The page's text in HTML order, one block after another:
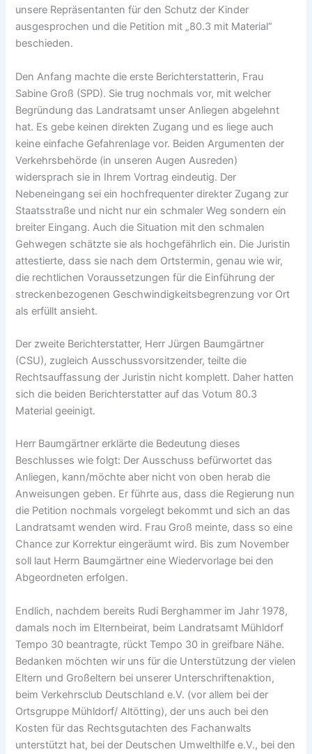
unsere Repräsentanten für den Schutz der Kinder
ausgesprochen und die Petition mit „80.3 mit Material“
beschieden.
Den Anfang machte die erste Berichterstatterin, Frau
Sabine Groß (SPD). Sie trug nochmals vor, mit welcher
Begründung das Landratsamt unser Anliegen abgelehnt
hat. Es gebe keinen direkten Zugang und es liege auch
keine einfache Gefahrenlage vor. Beiden Argumenten der
Verkehrsbehörde (in unseren Augen Ausreden)
widersprach sie in Ihrem Vortrag eindeutig. Der
Nebeneingang sei ein hochfrequenter direkter Zugang zur
Staatsstraße und nicht nur ein schmaler Weg sondern ein
breiter Eingang. Auch die Situation mit den schmalen
Gehwegen schätzte sie als hochgefährlich ein. Die Juristin
attestierte, dass sie nach dem Ortstermin, genau wie wir,
die rechtlichen Voraussetzungen für die Einführung der
streckenbezogenen Geschwindigkeitsbegrenzung vor Ort
als erfüllt ansieht.
Der zweite Berichterstatter, Herr Jürgen Baumgärtner
(CSU), zugleich Ausschussvorsitzender, teilte die
Rechtsauffassung der Juristin nicht komplett. Daher hatten
sich die beiden Berichterstatter auf das Votum 80.3
Material geeinigt.
Herr Baumgärtner erklärte die Bedeutung dieses
Beschlusses wie folgt: Der Ausschuss befürwortet das
Anliegen, kann/möchte aber nicht von oben herab die
Anweisungen geben. Er führte aus, dass die Regierung nun
die Petition nochmals vorgelegt bekommt und sich an das
Landratsamt wenden wird. Frau Groß meinte, dass so eine
Chance zur Korrektur eingeräumt wird. Bis zum November
soll laut Herrn Baumgärtner eine Wiedervorlage bei den
Abgeordneten erfolgen.
Endlich, nachdem bereits Rudi Berghammer im Jahr 1978,
damals noch im Elternbeirat, beim Landratsamt Mühldorf
Tempo 30 beantragte, rückt Tempo 30 in greifbare Nähe.
Bedanken möchten wir uns für die Unterstützung der vielen
Eltern und Großeltern bei unserer Unterschriftenaktion,
beim Verkehrsclub Deutschland e.V. (vor allem bei der
Ortsgruppe Mühldorf/ Altötting), der uns auch bei den
Kosten für das Rechtsgutachten des Fachanwalts
unterstützt hat, bei der Deutschen Umwelthilfe e.V., bei den